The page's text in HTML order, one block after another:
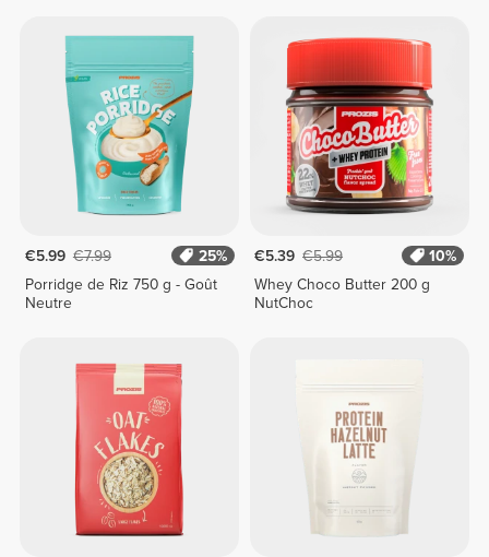
€5.99 €7.99
25%
Porridge de Riz 750 g - Goût
Neutre
€5.39 €5.99
10%
Whey Choco Butter 200 g
NutChoc